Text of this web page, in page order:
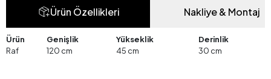
Ürün Özellikleri Nakliye & Montaj
Ürün Genişlik Yükseklik
Derinlik
Raf
120 cm 45 cm 30 cm